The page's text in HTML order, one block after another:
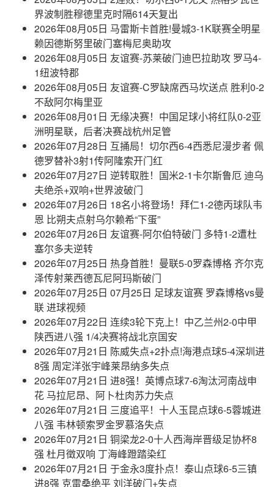
界波制胜穆德里克时隔614天复出
2026年08月05日 马雷斯卡首胜!曼城3-1K联赛全明星
赖因德斯努里破门塞梅尼奥助攻
2026年08月05日 友谊赛-苏莱破门迪巴拉助攻 罗马4-
1纽波特郡
2026年08月05日 友谊赛-C罗缺席西马坎送点 胜利0-2
不敌阿尔梅里亚
2026年08月01日 无缘决赛！中国足球小将红队0-2亚
洲明星联，后者决赛战杭州足管
2026年07月28日 互捅局！切尔西6-4西悉尼漫步者 佩
德罗替补3射1传阿隆索开门红
2026年07月27日 逆转取胜！国米2-1卡尔斯鲁厄 迪乌
夫绝杀+双响+世界波破门
2026年07月26日 18名小将登场！拜仁1-2德丙球队韦
恩 比朔夫点射乌尔赖希“下蛋”
2026年07月26日 友谊赛-阿尔伯特破门 多特1-2遭杜
塞尔多夫逆转
2026年07月25日 热身首胜！曼联5-0罗森博格 齐尔克
泽传射莱西德瓦尼阿玛斯破门
2026年07月25日 07月25日 足球友谊赛 罗森博格vs曼
联 进球视频
2026年07月22日 连续3轮下克上！中乙兰州2-0中甲
陕西进八强 1/4决赛将战北京国安
2026年07月21日 陈威失点+2扑点!海港点球5-4深圳进
8强 周定洋张宇峰莱昂纳多失点
2026年07月21日 进8强！英博点球7-6淘汰河南战申
花 马拉尼昂、阿卜杜肉苏力失点
2026年07月21日 三度追平！十人玉昆点球6-5蓉城进
八强 韦林顿索罗金罗慕洛失点
2026年07月21日 铜梁龙2-0十人西海岸晋级足协杯8
强 杜月徵双响 丁海峰蹬踏染红
2026年07月21日 于金永3度扑点！泰山点球6-5三镇
进8强 克雷桑绝平 刘洋破门+失点